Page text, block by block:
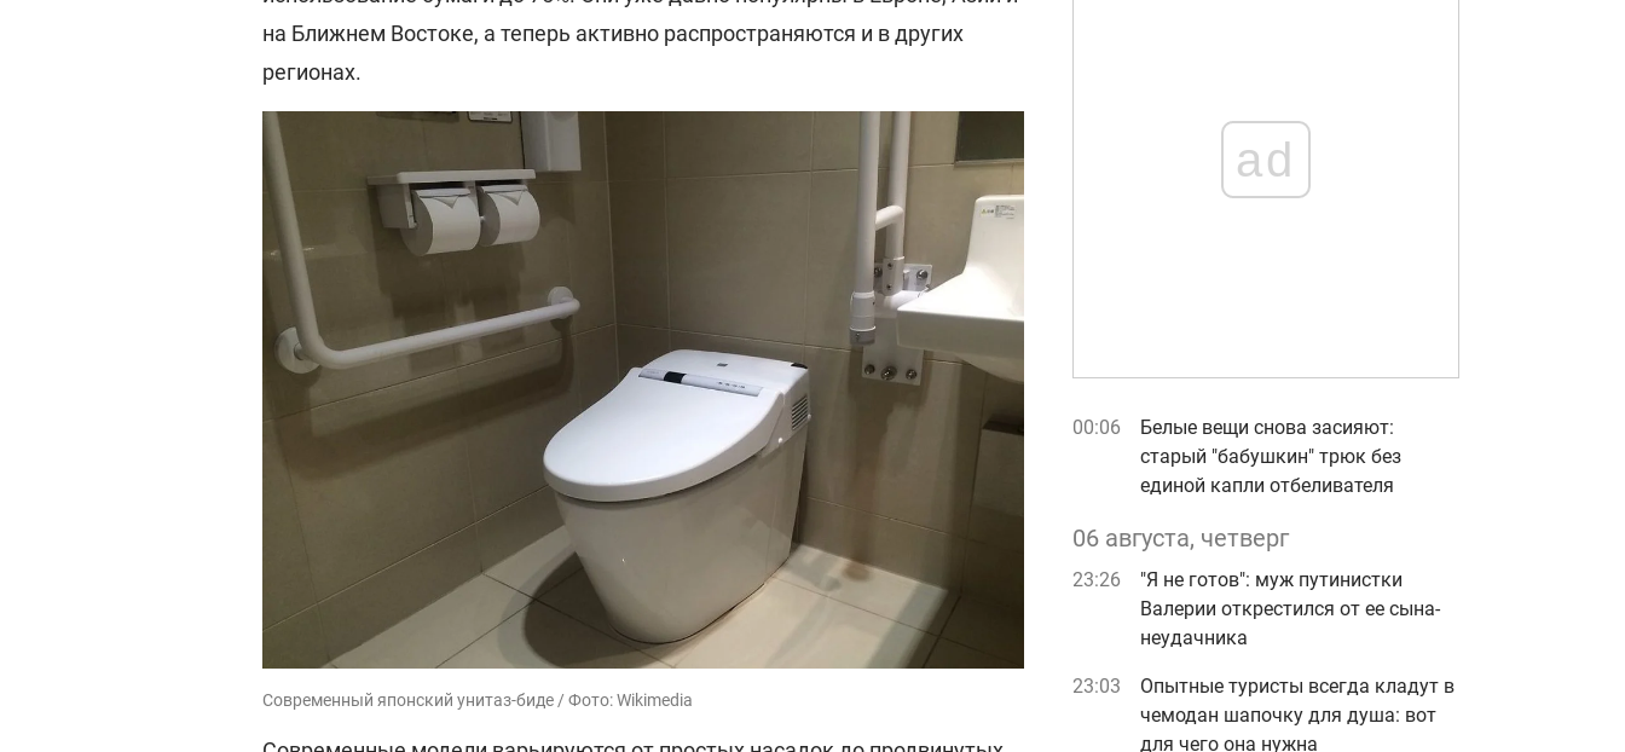
на Ближнем Востоке, а теперь активно распространяются и в других
регионах.
Современный японский унитаз-биде / Фото: Wikimedia
ad
00:06
Белые вещи снова засияют:
старый "бабушкин" трюк без
единой капли отбеливателя
06 августа, четверг
23:26
"Я не готов": муж путинистки
Валерии открестился от ее сына-
неудачника
23:03
Опытные туристы всегда кладут в
чемодан шапочку для душа: вот
для чего она нужна